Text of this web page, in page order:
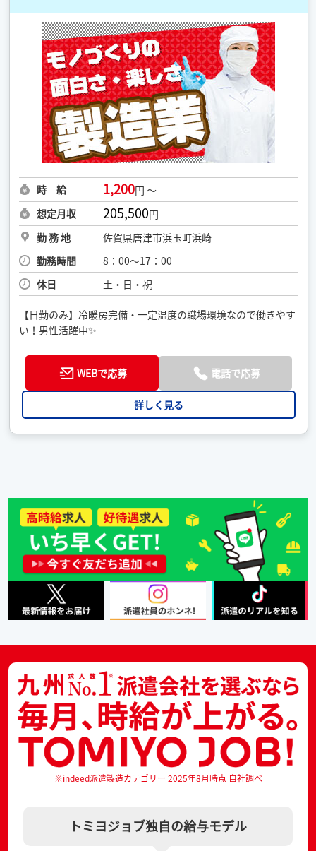
時 給 1,200円 ～
想定月収
205,500円
勤 務 地
佐賀県唐津市浜玉町浜崎
勤務時間
8：00〜17：00
休日
土・日・祝
【日勤のみ】冷暖房完備・一定温度の職場環境なので働きやす
い！男性活躍中✨
WEBで応募 電話で応募
詳しく見る
※indeed派遣製造カテゴリー 2025年8月時点 自社調べ
トミヨジョブ独自の給与モデル